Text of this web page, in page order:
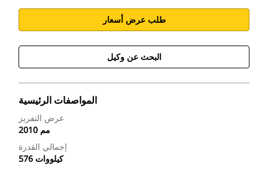
طلب عرض أسعار
البحث عن وكيل
المواصفات الرئيسية
عرض التفريز
2010 مم
إجمالي القدرة
576 كيلووات